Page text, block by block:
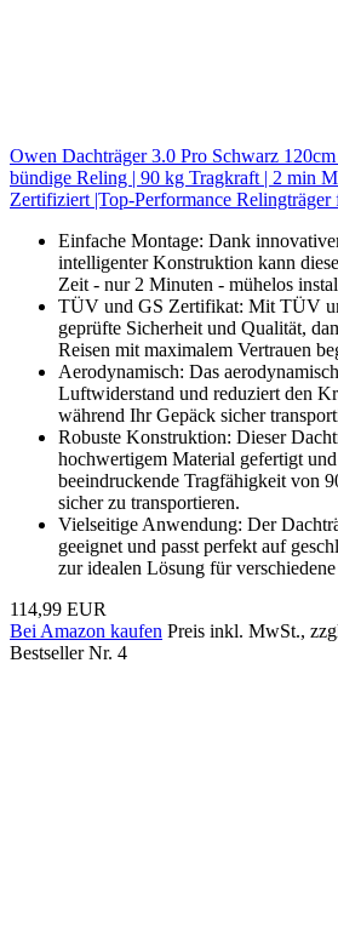
Owen Dachträger 3.0 Pro Schwarz
bündige Reling | 90 kg Tragkraft | 2 min
Zertifiziert |Top-Performance
Einfache Montage: Dank
intelligenter Konstruktion kann
Zeit - nur 2 Minuten - mühelos
TÜV und GS Zertifikat: Mit TÜV
geprüfte Sicherheit und Qualität,
Reisen mit maximalem Vertrauen
Aerodynamisch: Das
Luftwiderstand und reduziert den
während Ihr Gepäck sicher
Robuste Konstruktion: Dieser
hochwertigem Material gefertigt
beeindruckende Tragfähigkeit von
sicher zu transportieren.
Vielseitige Anwendung: Der
geeignet und passt perfekt auf
zur idealen Lösung für
114,99 EUR
Bei Amazon kaufen Preis inkl. MwSt.,
Bestseller Nr. 4